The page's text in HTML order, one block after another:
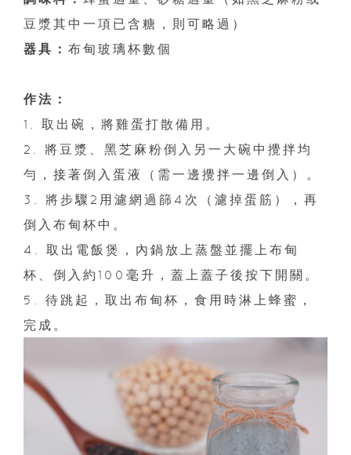
豆漿其中一項已含糖，則可略過）
器具： 布甸玻璃杯數個
作法：
1. 取出碗，將雞蛋打散備用。
2. 將豆漿、黑芝麻粉倒入另一大碗中攪拌均
勻，接著倒入蛋液（需一邊攪拌一邊倒入）。
3. 將步驟2用濾網過篩4次（濾掉蛋筋），再
倒入布甸杯中。
4. 取出電飯煲，內鍋放上蒸盤並擺上布甸
杯、倒入約100毫升，蓋上蓋子後按下開關。
5. 待跳起，取出布甸杯，食用時淋上蜂蜜，
完成。